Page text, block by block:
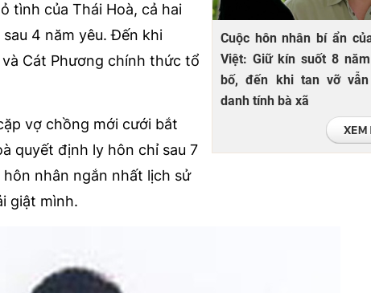
Cuộc hôn nhân bí ẩn
Việt: Giữ kín suốt 8
bố, đến khi tan vỡ
danh tính bà xã
tình của Thái Hoà, cả hai
4 năm yêu. Đến khi
Cát Phương chính thức tổ
vợ chồng mới cưới bắt
quyết định ly hôn chỉ sau 7
nhân ngắn nhất lịch sử
giật mình.